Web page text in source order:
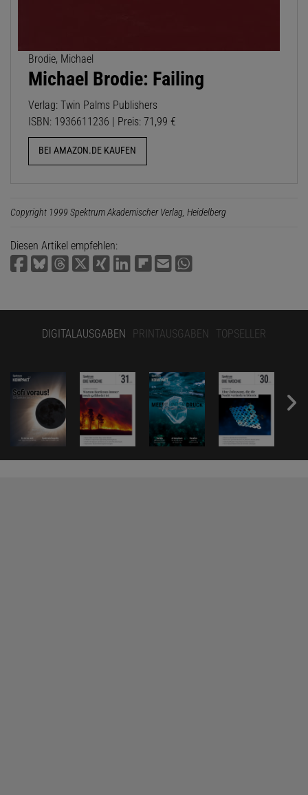
Brodie, Michael
Michael Brodie: Failing
Verlag: Twin Palms Publishers
ISBN: 1936611236 | Preis: 71,99 €
BEI AMAZON.DE KAUFEN
Copyright 1999 Spektrum Akademischer Verlag, Heidelberg
Diesen Artikel empfehlen:
DIGITALAUSGABEN PRINTAUSGABEN TOPSELLER